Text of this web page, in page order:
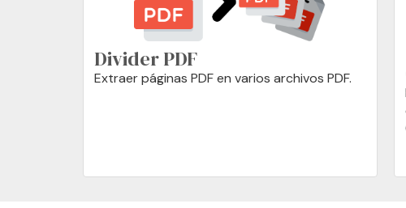
Divider PDF
Extraer páginas PDF en varios archivos PDF.